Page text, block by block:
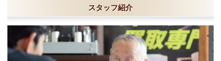
スタッフ紹介